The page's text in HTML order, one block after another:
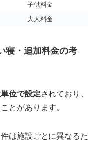
子供料金
大人料金
寝・追加料金の考
位で設定されており、
とがあります。
は施設ごとに異なるた